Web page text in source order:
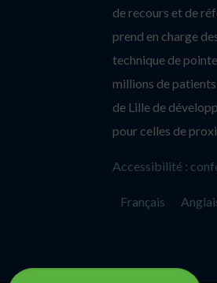
de recours et de
prend en charge
technique de
millions de
de Lille de
pour celles de
Accessibilité :
Français